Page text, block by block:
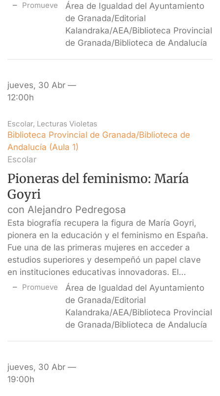
Promueve
Área de Igualdad del Ayuntamiento
de Granada/Editorial
Kalandraka/AEA/Biblioteca Provincial
de Granada/Biblioteca de Andalucía
jueves, 30 Abr —
12:00h
Escolar, Lecturas Violetas
Biblioteca Provincial de Granada/Biblioteca de
Andalucía (Aula 1)
Escolar
Pioneras del feminismo: María
Goyri
con Alejandro Pedregosa
Esta biografía recupera la figura de María Goyri,
pionera en la educación y el feminismo en España.
Fue una de las primeras mujeres en acceder a
estudios superiores y desempeñó un papel clave
en instituciones educativas innovadoras. El…
Promueve
Área de Igualdad del Ayuntamiento
de Granada/Editorial
Kalandraka/AEA/Biblioteca Provincial
de Granada/Biblioteca de Andalucía
jueves, 30 Abr —
19:00h